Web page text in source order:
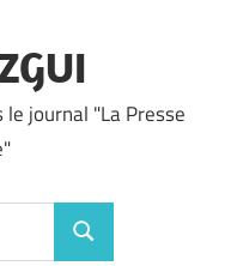
journal "La Presse
Search